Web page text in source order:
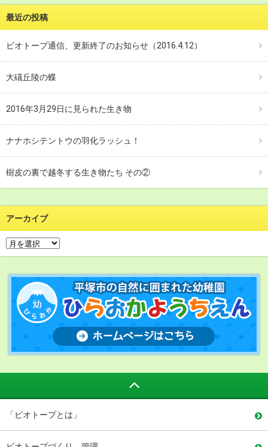
最近の投稿
ビオトープ通信、更新終了のお知らせ（2016.4.12）
大礒丘陵の蝶
2016年3月29日に見られた生き物
ナナホシテントウの羽化ラッシュ！
樹皮の裏で越冬する生き物たち その②
アーカイブ
「ビオトープとは」